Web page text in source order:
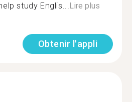
study Englis... Lire plus
Obtenir l'appli